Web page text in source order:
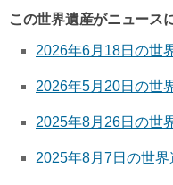
この世界遺産がニュース
2026年6月18日の世
2026年5月20日の世
2025年8月26日の世
2025年8月7日の世